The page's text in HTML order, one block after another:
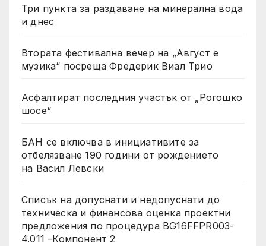
Три пункта за раздаване на минерална вода
и днес
Втората фестивална вечер на „Август е
музика“ посреща Фредерик Виал Трио
Асфалтират последния участък от „Рогошко
шосе“
БАН се включва в инициативите за
отбелязване 190 години от рождението
на Васил Левски
Списък на допуснати и недопуснати до
техническа и финансова оценка проектни
предложения по процедура BG16FFPR003-
4.011 –Компонент 2